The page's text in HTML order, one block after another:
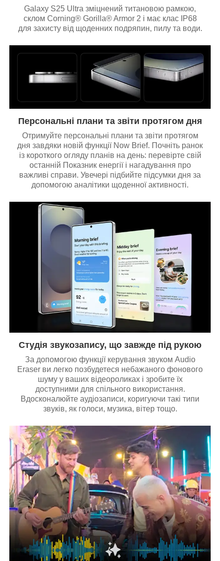
Galaxy S25 Ultra зміцнений титановою рамкою,
склом Corning® Gorilla® Armor 2 і має клас IP68
для захисту від щоденних подряпин, пилу та води.
Персональні плани та звіти протягом дня
Отримуйте персональні плани та звіти протягом
дня завдяки новій функції Now Brief. Почніть ранок
із короткого огляду планів на день: перевірте свій
останній Показник енергії і нагадування про
важливі справи. Увечері підбийте підсумки дня за
допомогою аналітики щоденної активності.
Студія звукозапису, що завжде під рукою
За допомогою функції керування звуком Audio
Eraser ви легко позбудетеся небажаного фонового
шуму у ваших відеороликах і зробите їх
доступними для спільного використання.
Вдосконалюйте аудіозаписи, коригуючи такі типи
звуків, як голоси, музика, вітер тощо.